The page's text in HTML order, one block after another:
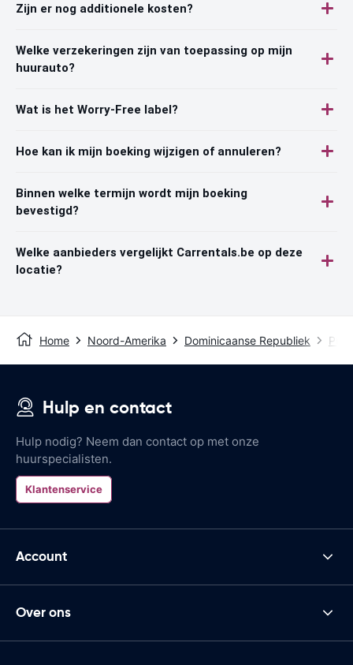
Zijn er nog additionele kosten?
Welke verzekeringen zijn van toepassing op mijn
huurauto?
Wat is het Worry-Free label?
Hoe kan ik mijn boeking wijzigen of annuleren?
Binnen welke termijn wordt mijn boeking
bevestigd?
Welke aanbieders vergelijkt Carrentals.be op deze
locatie?
Home Noord-Amerika Dominicaanse Republiek
Hulp en contact
Hulp nodig? Neem dan contact op met onze
huurspecialisten.
Klantenservice
Account
Over ons